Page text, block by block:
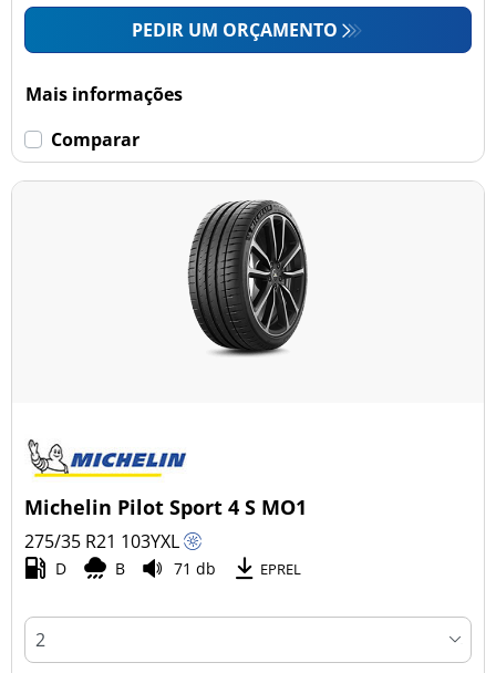
PEDIR UM ORÇAMENTO
Mais informações
Comparar
Michelin Pilot Sport 4 S MO1
275/35 R21 103YXL
D B 71 db EPREL